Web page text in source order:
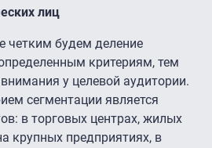
лиц
четким будем деление
критериям, тем
у целевой аудитории.
сегментации является
в торговых центрах, жилых
крупных предприятиях, в